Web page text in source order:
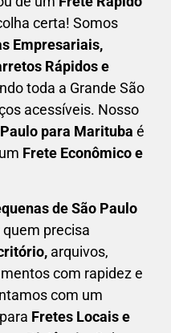
certa! Somos
Empresariais,
Rápidos e
toda a Grande São
acessíveis. Nosso
para Marituba é
Frete Econômico e
de São Paulo
quem precisa
arquivos,
com rapidez e
com um
para Fretes Locais e